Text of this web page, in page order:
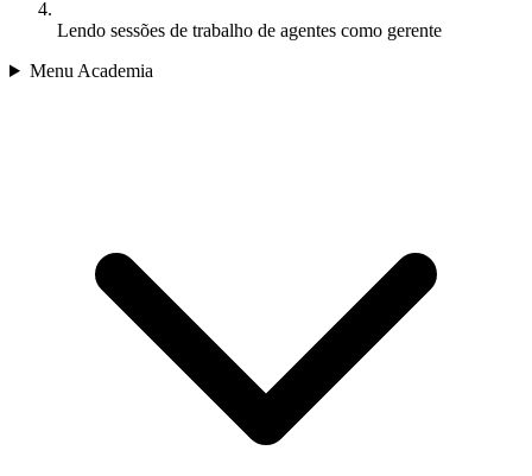
Lendo sessões de trabalho de agentes como gerente
Menu Academia